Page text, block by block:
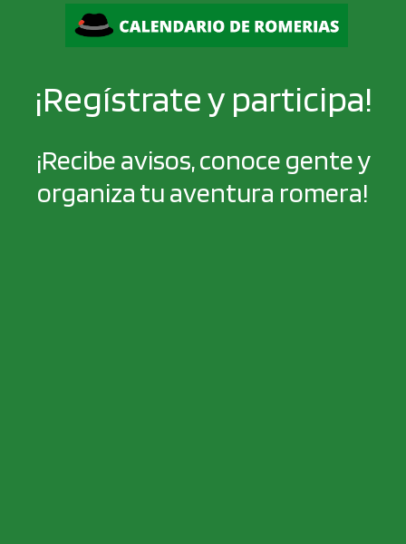
¡Regístrate y participa!
¡Recibe avisos, conoce gente y
organiza tu aventura romera!